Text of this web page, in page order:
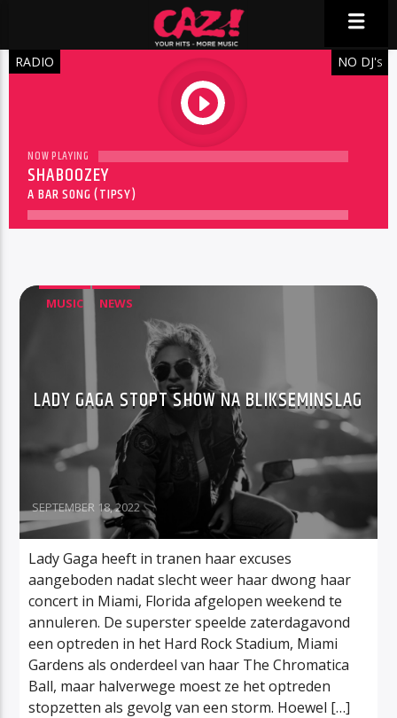
RADIO
play
NO DJ'S
NOW PLAYING
SHABOOZEY
A BAR SONG (TIPSY)
MUSIC NEWS
LADY GAGA STOPT SHOW NA BLIKSEMINSLAG
SEPTEMBER 18, 2022
Lady Gaga heeft in tranen haar excuses
aangeboden nadat slecht weer haar dwong haar
concert in Miami, Florida afgelopen weekend te
annuleren. De superster speelde zaterdagavond
een optreden in het Hard Rock Stadium, Miami
Gardens als onderdeel van haar The Chromatica
Ball, maar halverwege moest ze het optreden
stopzetten als gevolg van een storm. Hoewel […]